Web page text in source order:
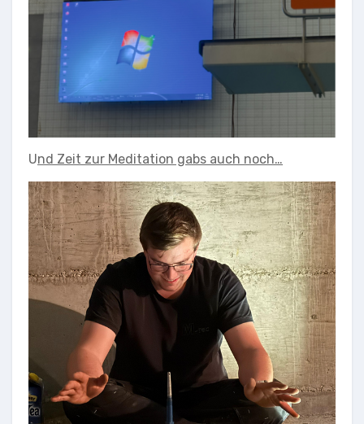
Und Zeit zur Meditation gabs auch noch…